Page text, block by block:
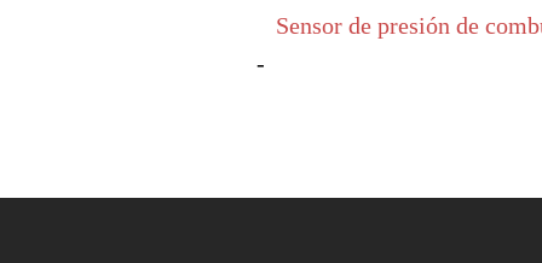
Sensor de presión de
-